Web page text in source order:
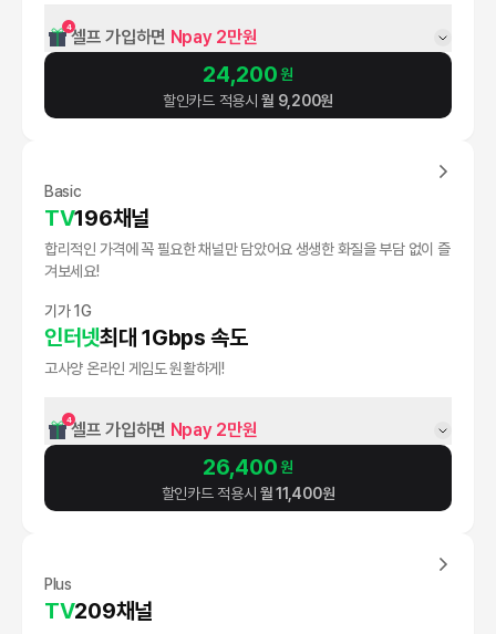
4셀프 가입하면 Npay 2만원
24,200원
할인카드 적용시 월 9,200원
Basic
TV196채널
합리적인 가격에 꼭 필요한 채널만 담았어요 생생한 화질을 부담 없이 즐
겨보세요!
기가 1G
인터넷최대 1Gbps 속도
고사양 온라인 게임도 원활하게!
4셀프 가입하면 Npay 2만원
26,400원
할인카드 적용시 월 11,400원
Plus
TV209채널